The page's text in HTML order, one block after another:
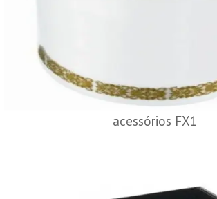
acessórios FX1